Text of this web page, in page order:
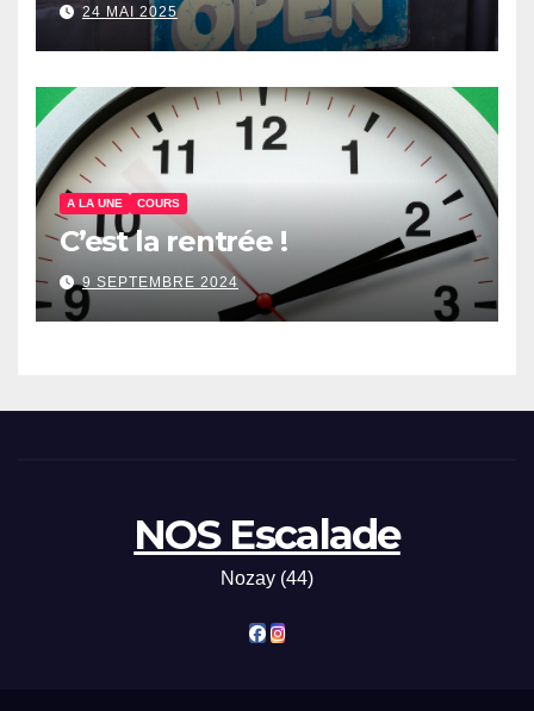
24 MAI 2025
A LA UNE COURS
C’est la rentrée !
9 SEPTEMBRE 2024
NOS Escalade
Nozay (44)